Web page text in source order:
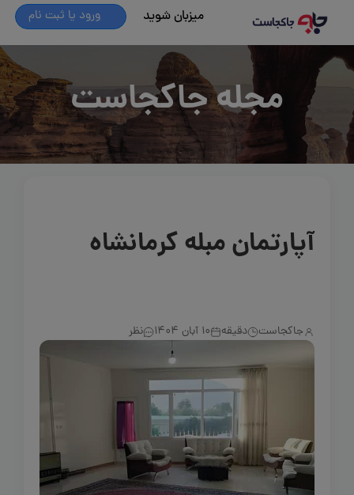
میزبان شوید ورود یا ثبت نام
مجله جاکجاست
آپارتمان مبله کرمانشاه
جاکجاست دقیقه 10 آبان 1404 نظر